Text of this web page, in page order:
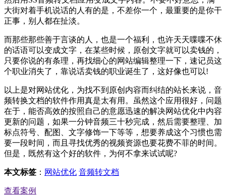
大街对着手机说话的人有的是，不差你一个，最重要的是你干
正事，别人都在扯淡。
而那些那些善于言谈的人，也是一个福利，也许天天喋喋不休
的话语可以变成文字，在某些时候，原创文字就可以卖钱的，
只要你说的有条理，再找细心的网站编辑整理一下，速记员这
个职业消失了，靠说话卖钱的职业诞生了，这好像也可以!
以上是对网站优化，为找不到原创内容而纠结的站长来说，音
频转换文档的软件作用真是太有用。虽然这个应用很好，问题
在于，能否高效的按照自己的意愿迅速的解决网站优化中内容
更新的问题，如果一分钟音频三十秒完成，然后需要整理、加
标点符号、配图、文字修饰一下等等，想要养成这个习惯也需
要一段时间，而且寻找优秀的视频资源也要花费不菲的时间。
但是，既然有这个好的软件，为何不拿来试试呢?
本文标签 ： 网站优化 音频转文档
查看案例